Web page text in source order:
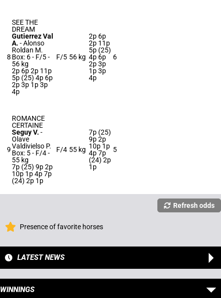
8
SEE THE
DREAM
Gutierrez Val
A. -Alonso
Roldan M.
Box: 6 - F/5 -
56 kg
2p 6p 2p 11p
5p (25) 4p 6p
2p 3p 1p 3p
4p
F/5 56 kg
2p 6p
2p 11p
5p (25)
4p 6p
2p 3p
1p 3p
4p
6
9
ROMANCE
CERTAINE
Seguy V. -
Olave
Valdivielso P.
Box: 5 - F/4 -
55 kg
7p (25) 9p 2p
10p 1p 4p 7p
(24) 2p 1p
F/4 55 kg
7p (25)
9p 2p
10p 1p
4p 7p
(24) 2p
1p
5
Refresh odds
Presence of favorite horses
LATEST NEWS
WINNINGS